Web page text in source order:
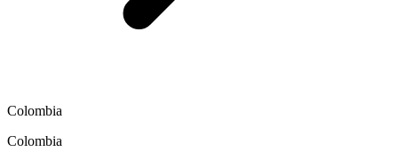
Colombia
Colombia